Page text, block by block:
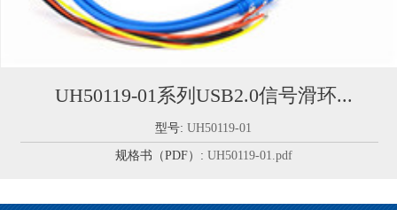
UH50119-01系列USB2.0信号滑环...
型号:UH50119-01
规格书（PDF）: UH50119-01.pdf